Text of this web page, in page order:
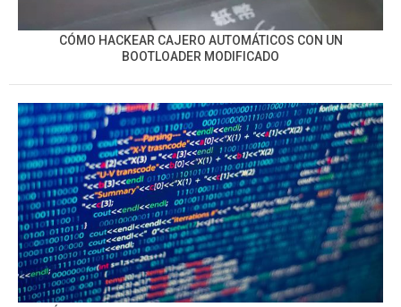
CÓMO HACKEAR CAJERO AUTOMÁTICOS CON UN
BOOTLOADER MODIFICADO